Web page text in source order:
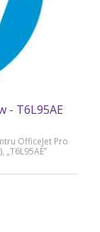
- T6L95AE
OfficeJet Pro